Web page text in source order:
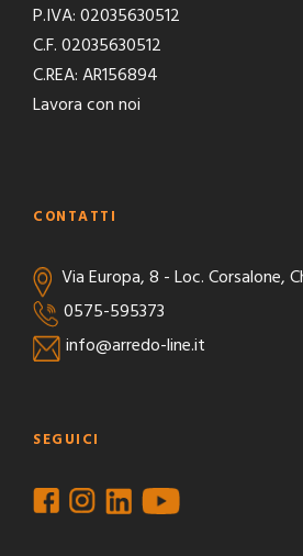
P.IVA: 02035630512
C.F. 02035630512
C.REA: AR156894
Lavora con noi
CONTATTI
Via Europa, 8 - Loc. Corsalone,
0575-595373
info@arredo-line.it
SEGUICI